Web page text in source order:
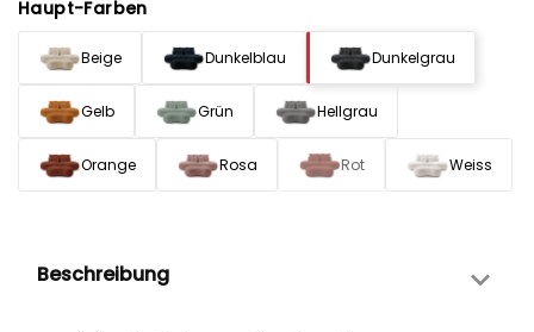
Haupt-Farben
Beige Dunkelblau Dunkelgrau
Gelb Grün Hellgrau
Orange Rosa Rot Weiss
Beschreibung